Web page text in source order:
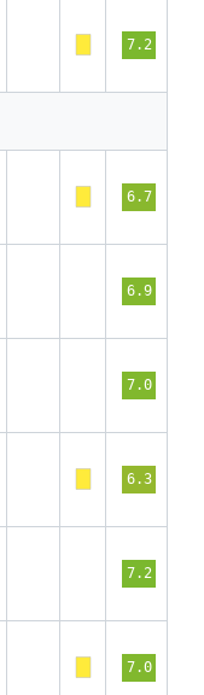
7.2
6.7
6.9
7.0
6.3
7.2
7.0